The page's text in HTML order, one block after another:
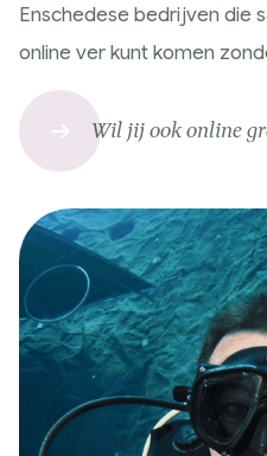
Enschedese bedrijven die
online ver kunt komen
Wil jij ook online